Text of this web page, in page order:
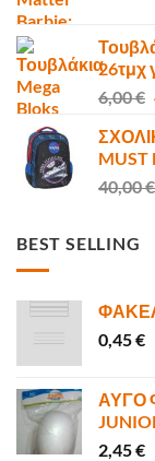
26τμχ
6,00€
MUST
40,00€
BEST SELLING
0,45€
ΑΥΓΟ
2,45€